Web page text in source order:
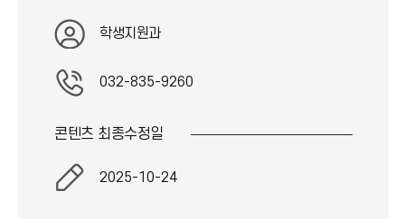
학생지원과
032-835-9260
콘텐츠 최종수정일
2025-10-24